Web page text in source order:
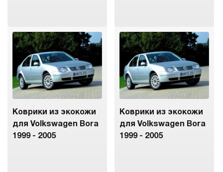
Коврики из экокожи
для Volkswagen Bora
1999 - 2005
Коврики из экокожи
для Volkswagen Bora
1999 - 2005